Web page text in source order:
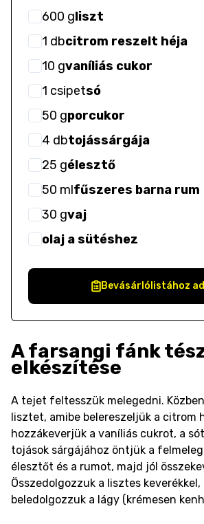
600 gliszt
1 dbcitrom reszelt héja
10 gvaníliás cukor
1 csipetsó
50 gporcukor
4 dbtojássárgája
25 gélesztő
50 mlfűszeres barna rum
30 gvaj
olaj a sütéshez
Bevásárlólistához
A farsangi fánk
elkészítése
A tejet feltesszük melegedni.
lisztet, amibe belereszeljük a citrom
hozzákeverjük a vaníliás cukrot, a
tojások sárgájához öntjük a
élesztőt és a rumot, majd jól
Összedolgozzuk a lisztes keverékkel,
beledolgozzuk a lágy (krémesen